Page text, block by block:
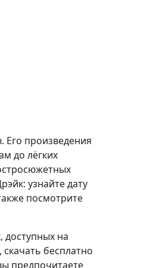
произведения
до лёгких
узнайте дату
посмотрите
доступных на
бесплатно
предпочитаете